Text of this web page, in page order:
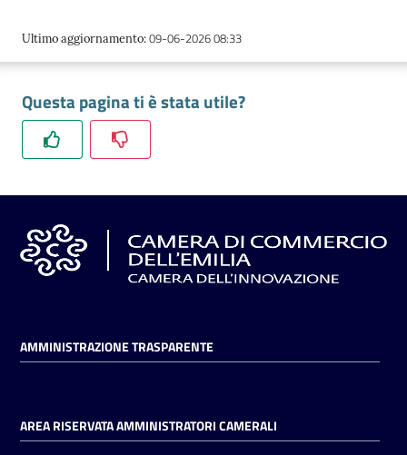
l'impresa
e
territorio
Tutelare
l'Impresa
in
digitale
Ultimo aggiornamento:09-06-2026 08:33
Questa pagina ti è stata utile?
AMMINISTRAZIONE TRASPARENTE
AREA RISERVATA AMMINISTRATORI CAMERALI